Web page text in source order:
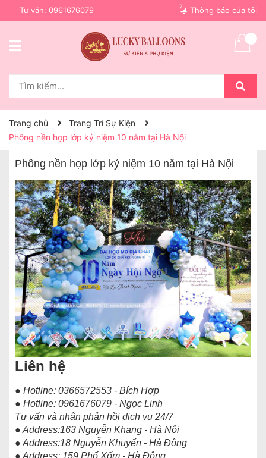
Tư vấn: 0961676079 Thông báo của tôi
7
Trang chủ
Trang Trí Sự Kiện
Phông nền họp lớp kỷ niệm 10 năm tại Hà Nội
Phông nền họp lớp kỷ niệm 10 năm tại Hà Nội
Liên hệ
● Hotline: 0366572553 - Bích Hợp
● Hotline: 0961676079 - Ngọc Linh
Tư vấn và nhận phản hồi dịch vụ 24/7
● Address:163 Nguyễn Khang - Hà Nội
● Address:18 Nguyễn Khuyến - Hà Đông
● Address: 159 Phố Xốm - Hà Đông